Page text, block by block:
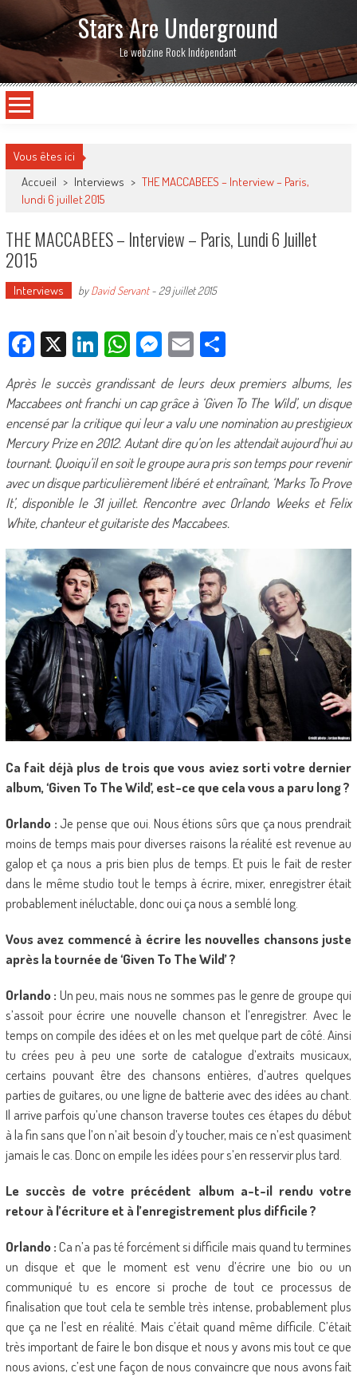
Stars Are Underground
Le webzine Rock Indépendant
Vous êtes ici
Accueil > Interviews > THE MACCABEES – Interview – Paris,
lundi 6 juillet 2015
THE MACCABEES – Interview – Paris, Lundi 6 Juillet
2015
Interviews byDavid Servant- 29 juillet 2015
Facebook
X LinkedIn
WhatsApp
Messenger
EmailPartager
Après le succès grandissant de leurs deux premiers albums, les
Maccabees ont franchi un cap grâce à ‘Given To The Wild’, un disque
encensé par la critique qui leur a valu une nomination au prestigieux
Mercury Prize en 2012. Autant dire qu’on les attendait aujourd’hui au
tournant. Quoiqu’il en soit le groupe aura pris son temps pour revenir
avec un disque particulièrement libéré et entraînant, ‘Marks To Prove
It’, disponible le 31 juillet. Rencontre avec Orlando Weeks et Felix
White, chanteur et guitariste des Maccabees.
Ca fait déjà plus de trois que vous aviez sorti votre dernier
album, ‘Given To The Wild’, est-ce que cela vous a paru long ?
Orlando : Je pense que oui. Nous étions sûrs que ça nous prendrait
moins de temps mais pour diverses raisons la réalité est revenue au
galop et ça nous a pris bien plus de temps. Et puis le fait de rester
dans le même studio tout le temps à écrire, mixer, enregistrer était
probablement inéluctable, donc oui ça nous a semblé long.
Vous avez commencé à écrire les nouvelles chansons juste
après la tournée de ‘Given To The Wild’ ?
Orlando : Un peu, mais nous ne sommes pas le genre de groupe qui
s’assoit pour écrire une nouvelle chanson et l’enregistrer. Avec le
temps on compile des idées et on les met quelque part de côté. Ainsi
tu crées peu à peu une sorte de catalogue d’extraits musicaux,
certains pouvant être des chansons entières, d’autres quelques
parties de guitares, ou une ligne de batterie avec des idées au chant.
Il arrive parfois qu’une chanson traverse toutes ces étapes du début
à la fin sans que l’on n’ait besoin d’y toucher, mais ce n’est quasiment
jamais le cas. Donc on empile les idées pour s’en resservir plus tard.
Le succès de votre précédent album a-t-il rendu votre
retour à l’écriture et à l’enregistrement plus difficile ?
Orlando :Ca n’a pas té forcément si difficile mais quand tu termines
un disque et que le moment est venu d’écrire une bio ou un
communiqué tu es encore si proche de tout ce processus de
finalisation que tout cela te semble très intense, probablement plus
que ça ne l’est en réalité. Mais c’était quand même difficile. C’était
très important de faire le bon disque et nous y avons mis tout ce que
nous avions, c’est une façon de nous convaincre que nous avons fait